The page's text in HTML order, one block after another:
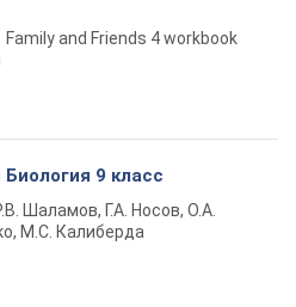
Family and Friends 4 workbook
Биология 9 класс
Шаламов, Г.А. Носов, О.А.
М.С. Калиберда